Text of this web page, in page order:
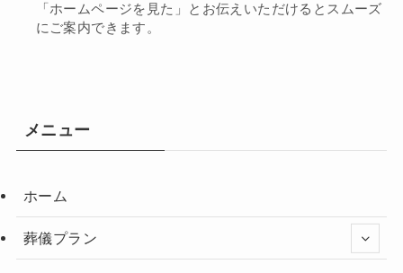
「ホームページを見た」とお伝えいただけるとスムーズ
にご案内できます。
メニュー
ホーム
葬儀プラン